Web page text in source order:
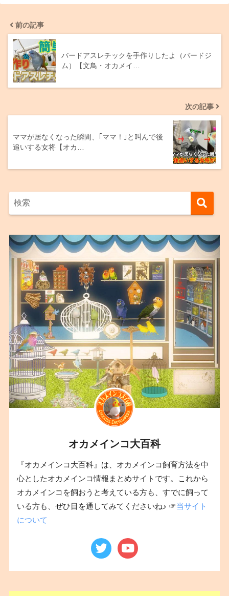
前の記事
バードアスレチックを手作りしたよ（バードジ
ム）【文鳥・オカメイ…
次の記事
ママが居なくなった瞬間、｢ママ！｣と叫んで後
追いする女将【オカ…
オカメインコ大百科
『オカメインコ大百科』は、オカメインコ飼育方法を中
心としたオカメインコ情報まとめサイトです。これから
オカメインコを飼おうと考えている方も、すでに飼って
いる方も、ぜひ目を通してみてくださいね♪ ☞当サイト
について